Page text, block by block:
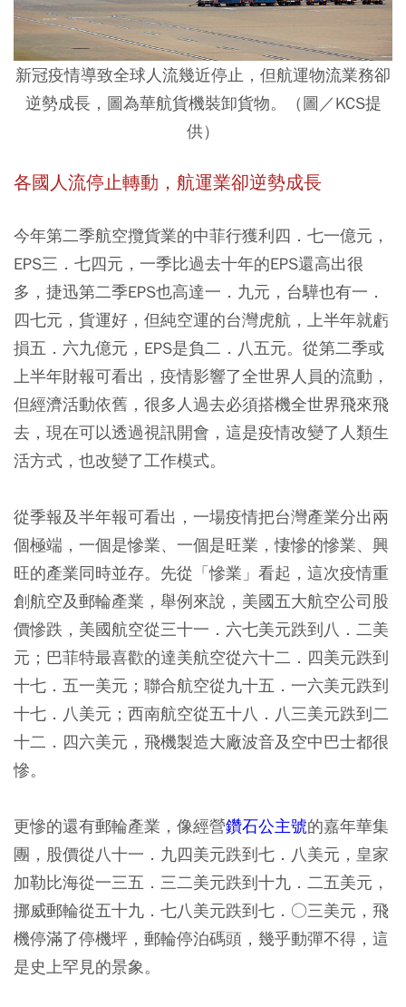
新冠疫情導致全球人流幾近停止，但航運物流業務卻
逆勢成長，圖為華航貨機裝卸貨物。（圖／KCS提
供）
各國人流停止轉動，航運業卻逆勢成長
今年第二季航空攬貨業的中菲行獲利四．七一億元，
EPS三．七四元，一季比過去十年的EPS還高出很
多，捷迅第二季EPS也高達一．九元，台驊也有一．
四七元，貨運好，但純空運的台灣虎航，上半年就虧
損五．六九億元，EPS是負二．八五元。從第二季或
上半年財報可看出，疫情影響了全世界人員的流動，
但經濟活動依舊，很多人過去必須搭機全世界飛來飛
去，現在可以透過視訊開會，這是疫情改變了人類生
活方式，也改變了工作模式。
從季報及半年報可看出，一場疫情把台灣產業分出兩
個極端，一個是慘業、一個是旺業，悽慘的慘業、興
旺的產業同時並存。先從「慘業」看起，這次疫情重
創航空及郵輪產業，舉例來說，美國五大航空公司股
價慘跌，美國航空從三十一．六七美元跌到八．二美
元；巴菲特最喜歡的達美航空從六十二．四美元跌到
十七．五一美元；聯合航空從九十五．一六美元跌到
十七．八美元；西南航空從五十八．八三美元跌到二
十二．四六美元，飛機製造大廠波音及空中巴士都很
慘。
更慘的還有郵輪產業，像經營鑽石公主號的嘉年華集
團，股價從八十一．九四美元跌到七．八美元，皇家
加勒比海從一三五．三二美元跌到十九．二五美元，
挪威郵輪從五十九．七八美元跌到七．○三美元，飛
機停滿了停機坪，郵輪停泊碼頭，幾乎動彈不得，這
是史上罕見的景象。